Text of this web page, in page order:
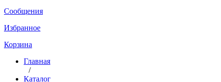
Сообщения
Избранное
Корзина
Главная
/
Каталог